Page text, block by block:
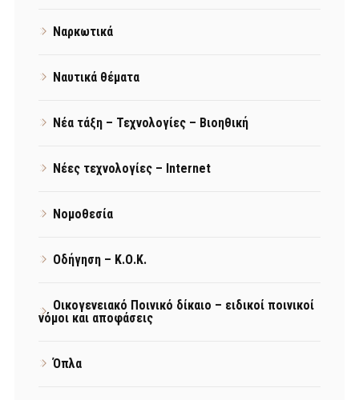
Ναρκωτικά
Ναυτικά θέματα
Νέα τάξη – Τεχνολογίες – Βιοηθική
Νέες τεχνολογίες – Internet
Νομοθεσία
Οδήγηση – Κ.Ο.Κ.
Οικογενειακό Ποινικό δίκαιο – ειδικοί ποινικοί
νόμοι και αποφάσεις
Όπλα